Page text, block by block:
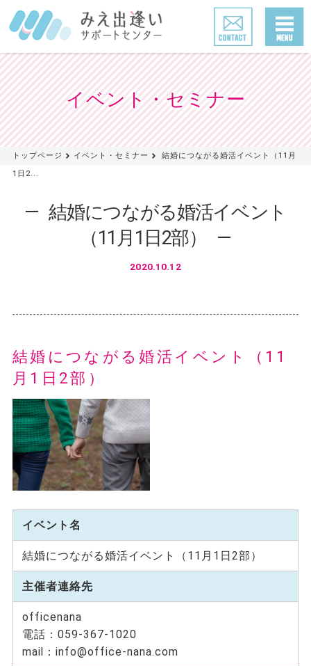
イベント・セミナー
トップページ イベント・セミナー
結婚につながる婚活イベント（11月
1日2...
結婚につながる婚活イベント
（11月1日2部）
2020.10.12
結婚につながる婚活イベント（11
月1日2部）
イベント名
結婚につながる婚活イベント（11月1日2部）
主催者連絡先
officenana
電話：059-367-1020
mail：info@office-nana.com